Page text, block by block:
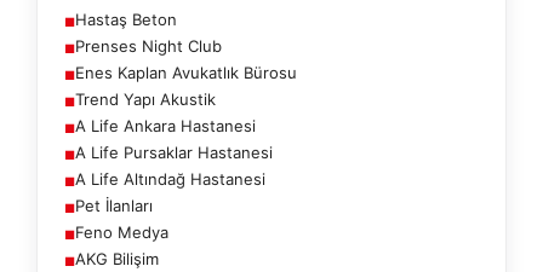
■Hastaş Beton
■Prenses Night Club
■Enes Kaplan Avukatlık Bürosu
■Trend Yapı Akustik
■A Life Ankara Hastanesi
■A Life Pursaklar Hastanesi
■A Life Altındağ Hastanesi
■Pet İlanları
■Feno Medya
■AKG Bilişim